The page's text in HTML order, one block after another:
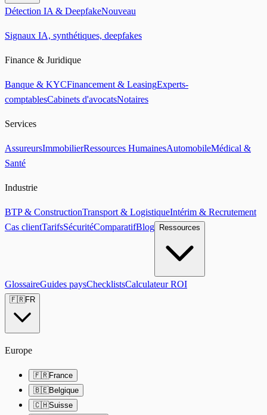
Détection IA & DeepfakeNouveau
Signaux IA, synthétiques, deepfakes
Finance & Juridique
Banque & KYCFinancement & LeasingExperts-
comptablesCabinets d'avocatsNotaires
Services
AssureursImmobilierRessources HumainesAutomobileMédical &
Santé
Industrie
BTP & ConstructionTransport & LogistiqueIntérim & Recrutement
Cas clientTarifsSécuritéComparatifBlog Ressources
GlossaireGuides paysChecklistsCalculateur ROI
🇫🇷FR
Europe
🇫🇷France
🇧🇪Belgique
🇨🇭Suisse